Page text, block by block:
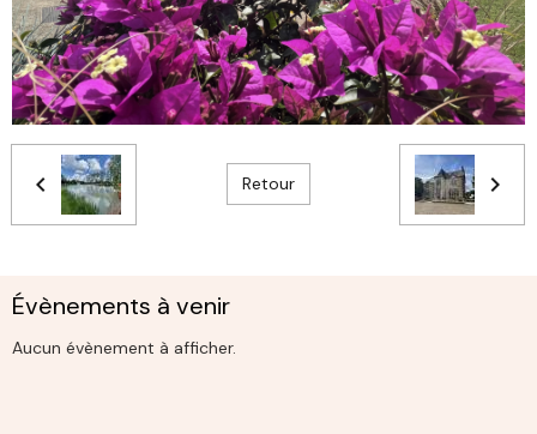
Retour
Évènements à venir
Aucun évènement à afficher.